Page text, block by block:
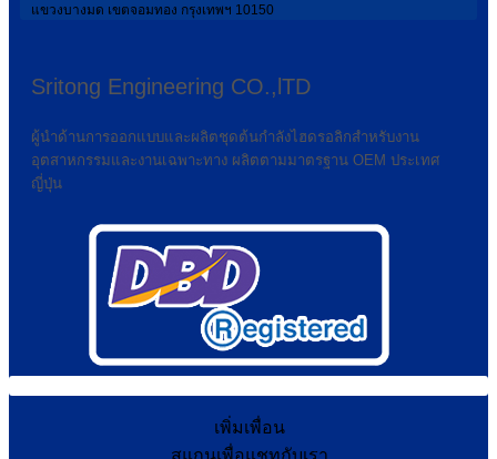
แขวงบางมด เขตจอมทอง กรุงเทพฯ 10150
Sritong Engineering CO.,lTD
ผู้นำด้านการออกแบบและผลิตชุดต้นกำลังไฮดรอลิกสำหรับงาน
อุตสาหกรรมและงานเฉพาะทาง ผลิตตามมาตรฐาน OEM ประเทศ
ญี่ปุ่น
เพิ่มเพื่อน
สแกนเพื่อแชทกับเรา